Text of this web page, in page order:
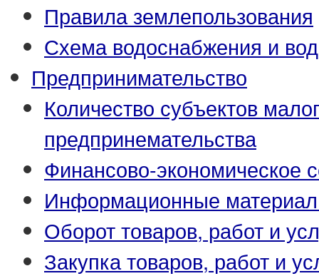
Правила землепользования
Схема водоснабжения и
Предпринимательство
Количество субъектов
предпринемательства
Финансово-экономическое
Информационные
Оборот товаров, работ и
Закупка товаров, работ и